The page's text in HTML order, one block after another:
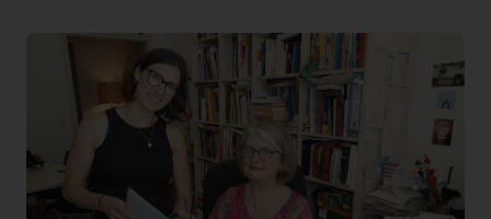
INTERNATIONAL
PRESSE